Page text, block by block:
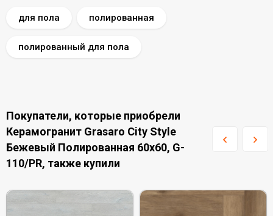
для пола полированная
полированный для пола
Покупатели, которые приобрели
Керамогранит Grasaro City Style
Бежевый Полированная 60x60, G-
110/PR, также купили